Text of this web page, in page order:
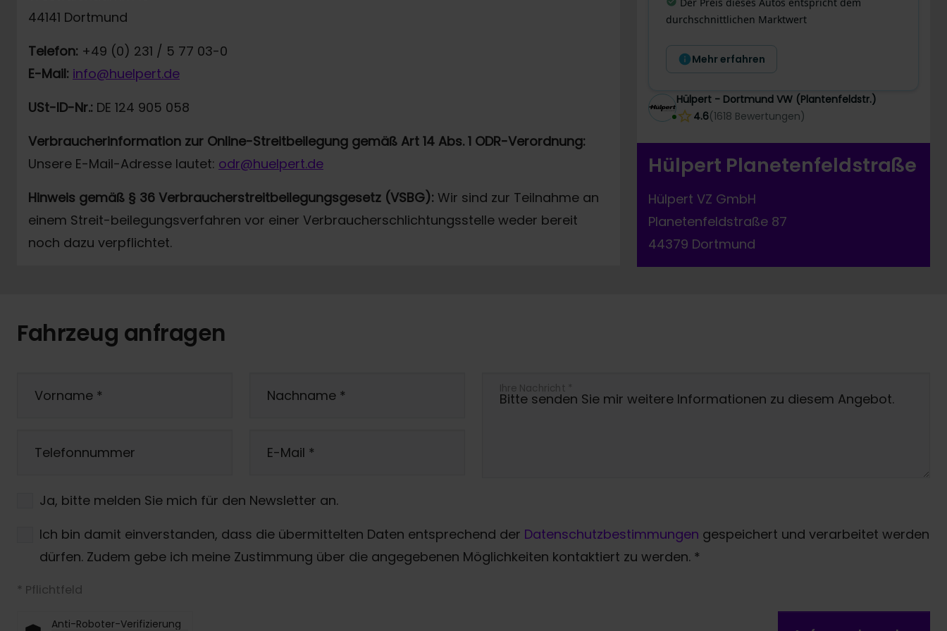
44141 Dortmund
Telefon: +49 (0) 231 / 5 77 03-0
E-Mail: info@huelpert.de
USt-ID-Nr.: DE 124 905 058
Verbraucherinformation zur Online-Streitbeilegung gemäß Art 14 Abs. 1 ODR-Verordnung:
Unsere E-Mail-Adresse lautet: odr@huelpert.de
Hinweis gemäß § 36 Verbraucherstreitbeilegungsgesetz (VSBG): Wir sind zur Teilnahme an
einem Streit-beilegungsverfahren vor einer Verbraucherschlichtungsstelle weder bereit
noch dazu verpflichtet.
Der Preis dieses Autos entspricht dem
durchschnittlichen Marktwert
Mehr erfahren
Hülpert - Dortmund VW (Plantenfeldstr.)
4.6(1618 Bewertungen)
Hülpert Planetenfeldstraße
Hülpert VZ GmbH
Planetenfeldstraße 87
44379 Dortmund
Fahrzeug anfragen
Vorname * Nachname *
Telefonnummer E-Mail *
Ihre Nachricht *
Ja, bitte melden Sie mich für den Newsletter an.
Ich bin damit einverstanden, dass die übermittelten Daten entsprechend der Datenschutzbestimmungen gespeichert und verarbeitet werden
dürfen. Zudem gebe ich meine Zustimmung über die angegebenen Möglichkeiten kontaktiert zu werden. *
* Pflichtfeld
Anti-Roboter-Verifizierung